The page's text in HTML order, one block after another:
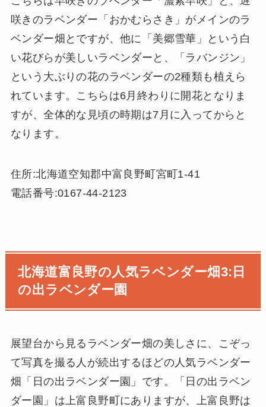
咲きのラベンダー「おかむらさき」がメインのラ
ベンダー畑とですが、他に「美郷雪華」という白
い花びらが美しいラベンダーと、「ラバンジン」
という大ぶりの花のラベンダーの2種類も植えら
れています。こちらは6月終わりに開花となりま
すが、全体的な見頃の時期は7月に入ってからと
なります。
住所:北海道空知郡中富良野町宮町1-41
電話番号:0167-44-2123
北海道富良野の人気ラベンダー畑3:日
の出ラベンダー園
展望台から見るラベンダー畑の美しさに、こぞっ
て写真を撮る人が続出するほどの人気ラベンダー
畑「日の出ラベンダー園」です。「日の出ラベン
ダー園」は上富良野町にありますが、上富良野は